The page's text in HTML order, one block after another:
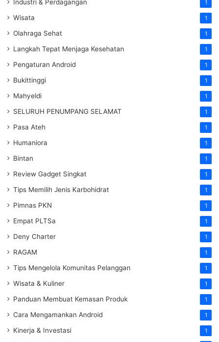
Industri & Perdagangan 1
Wisata 1
Olahraga Sehat 1
Langkah Tepat Menjaga Kesehatan 1
Pengaturan Android 1
Bukittinggi 1
Mahyeldi 1
SELURUH PENUMPANG SELAMAT 1
Pasa Ateh 1
Humaniora 1
Bintan 1
Review Gadget Singkat 1
Tips Memilih Jenis Karbohidrat 1
Pimnas PKN 1
Empat PLTSa 1
Deny Charter 1
RAGAM 1
Tips Mengelola Komunitas Pelanggan 1
Wisata & Kuliner 1
Panduan Membuat Kemasan Produk 1
Cara Mengamankan Android 1
Kinerja & Investasi 1